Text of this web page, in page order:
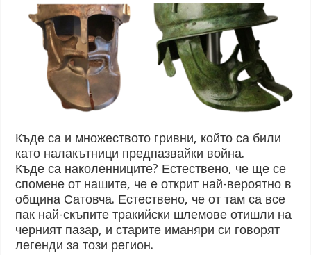
Къде са и множеството гривни, който са били
като налакътници предпазвайки война.
Къде са наколенниците? Естествено, че ще се
спомене от нашите, че е открит най-вероятно в
община Сатовча. Естествено, че от там са все
пак най-скъпите тракийски шлемове отишли на
черният пазар, и старите иманяри си говорят
легенди за този регион.